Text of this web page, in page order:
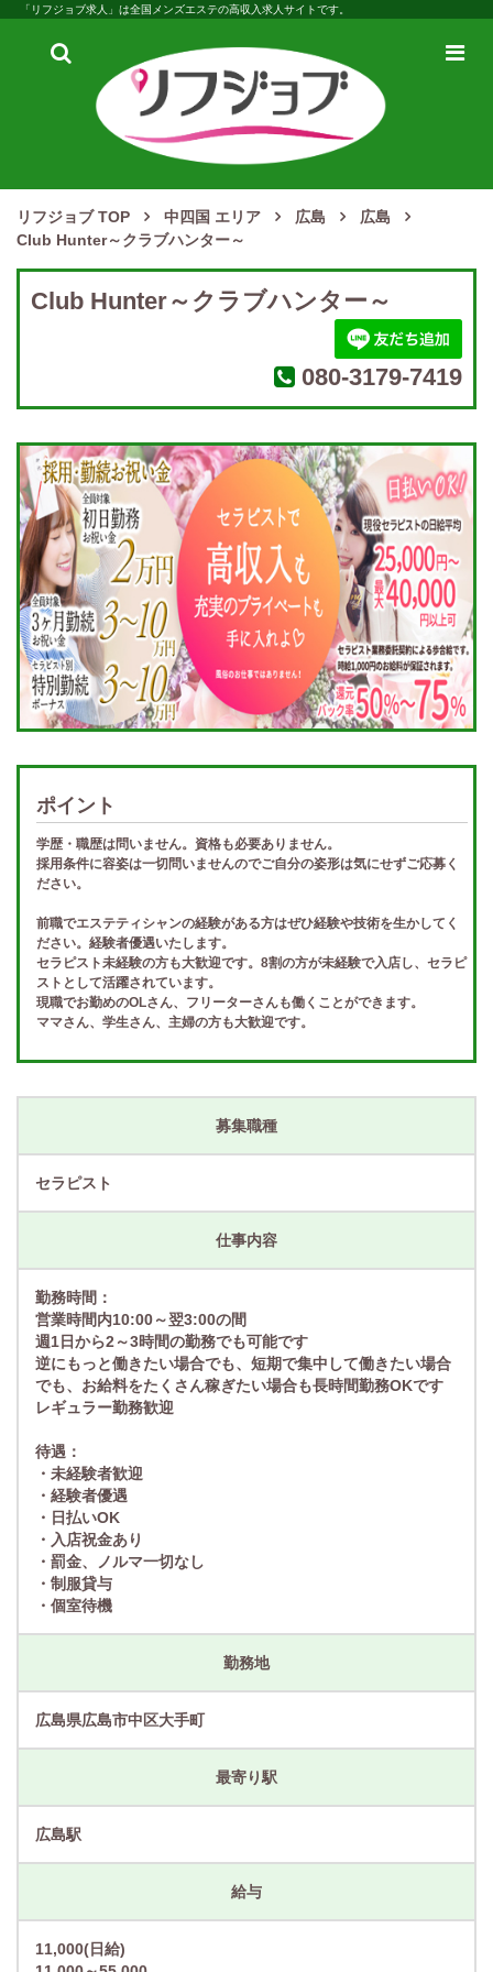
「リフジョブ求人」は全国メンズエステの高収入求人サイトです。
検
メ
リフジョブ TOP 中四国 エリア 広島
広島
Club Hunter～クラブハンター～
Club Hunter～クラブハンター～
080-3179-7419
ポイント
学歴・職歴は問いません。資格も必要ありません。
採用条件に容姿は一切問いませんのでご自分の姿形は気にせずご応募く
ださい。
前職でエステティシャンの経験がある方はぜひ経験や技術を生かしてく
ださい。経験者優遇いたします。
セラピスト未経験の方も大歓迎です。8割の方が未経験で入店し、セラピ
ストとして活躍されています。
現職でお勤めのOLさん、フリーターさんも働くことができます。
ママさん、学生さん、主婦の方も大歓迎です。
募集職種
セラピスト
仕事内容
勤務時間：
営業時間内10:00～翌3:00の間
週1日から2～3時間の勤務でも可能です
逆にもっと働きたい場合でも、短期で集中して働きたい場合
でも、お給料をたくさん稼ぎたい場合も長時間勤務OKです
レギュラー勤務歓迎
待遇：
・未経験者歓迎
・経験者優遇
・日払いOK
・入店祝金あり
・罰金、ノルマ一切なし
・制服貸与
・個室待機
勤務地
広島県広島市中区大手町
最寄り駅
広島駅
給与
11,000(日給)